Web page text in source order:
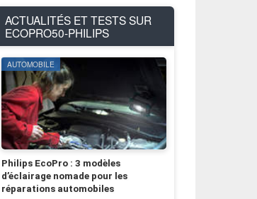
ACTUALITÉS ET TESTS SUR
ECOPRO50-PHILIPS
AUTOMOBILE
Philips EcoPro : 3 modèles
d’éclairage nomade pour les
réparations automobiles